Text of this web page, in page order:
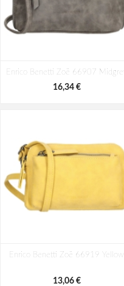
Green 20 L
43,64 €
Enrico Benetti Zoë 66907 Midgrey
16,34 €
Enrico Benetti Zoë 66919 Yellow
13,06 €